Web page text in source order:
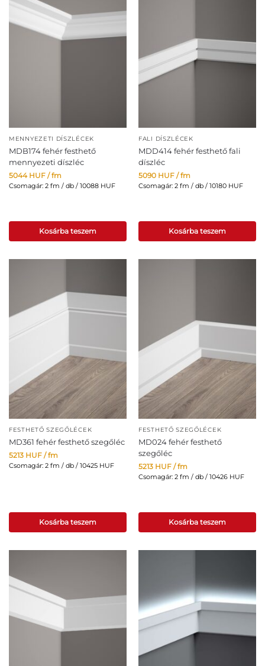
MAGASSÁG (CM)
1,80 cm - 19,80 cm
MENNYEZETI DÍSZLÉCEK
MDB174 fehér festhető
mennyezeti díszléc
5044 HUF / fm
Csomagár: 2 fm / db / 10088 HUF
Kosárba teszem
FALI DÍSZLÉCEK
MDD414 fehér festhető fali
díszléc
5090 HUF / fm
Csomagár: 2 fm / db / 10180 HUF
Kosárba teszem
FESTHETŐ SZEGŐLÉCEK
MD361 fehér festhető szegőléc
5213 HUF / fm
Csomagár: 2 fm / db / 10425 HUF
Kosárba teszem
FESTHETŐ SZEGŐLÉCEK
MD024 fehér festhető
szegőléc
5213 HUF / fm
Csomagár: 2 fm / db / 10426 HUF
Kosárba teszem